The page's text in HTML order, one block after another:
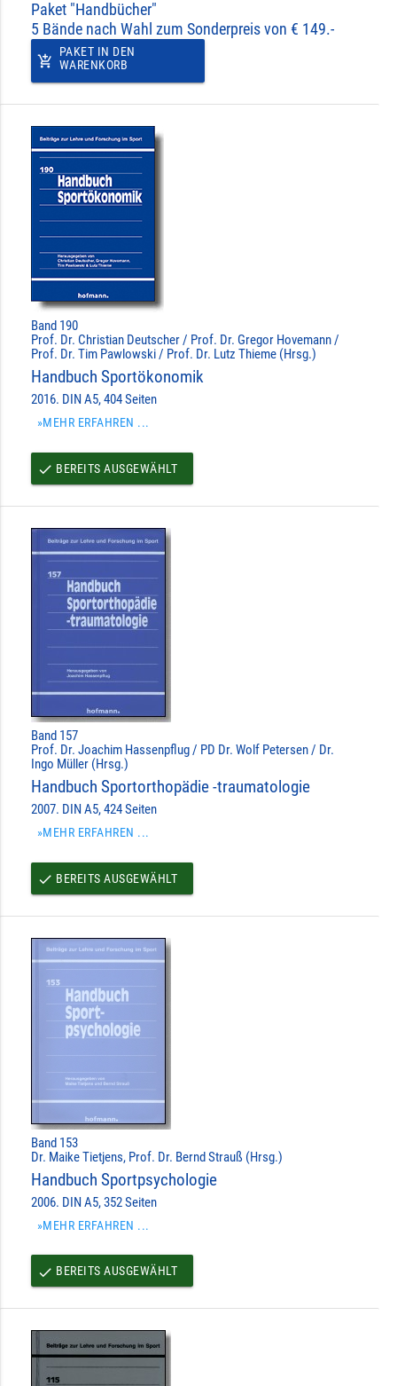
Paket "Handbücher"
5 Bände nach Wahl zum Sonderpreis von € 149.-
add_shopping_cart
PAKET IN DEN
WARENKORB
Band 190
Prof. Dr. Christian Deutscher / Prof. Dr. Gregor Hovemann /
Prof. Dr. Tim Pawlowski / Prof. Dr. Lutz Thieme (Hrsg.)
Handbuch Sportökonomik
2016. DIN A5, 404 Seiten
»MEHR ERFAHREN ...
done BEREITS AUSGEWÄHLT
Band 157
Prof. Dr. Joachim Hassenpflug / PD Dr. Wolf Petersen / Dr.
Ingo Müller (Hrsg.)
Handbuch Sportorthopädie -traumatologie
2007. DIN A5, 424 Seiten
»MEHR ERFAHREN ...
done BEREITS AUSGEWÄHLT
Band 153
Dr. Maike Tietjens, Prof. Dr. Bernd Strauß (Hrsg.)
Handbuch Sportpsychologie
2006. DIN A5, 352 Seiten
»MEHR ERFAHREN ...
done BEREITS AUSGEWÄHLT